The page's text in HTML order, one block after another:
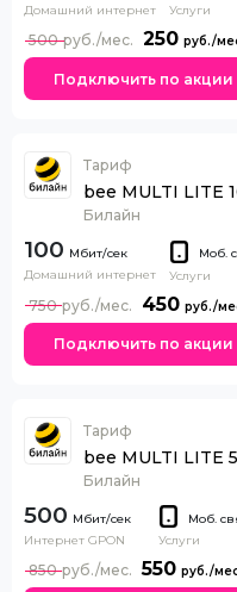
Домашний интернет
Услуги
250
500
Подключить по акции
Тариф
bee MULTI LITE
Билайн
100
Домашний интернет
Моб.
Услуги
450
750
Подключить по акции
Тариф
bee MULTI LITE
Билайн
500
Интернет GPON
Моб.
Услуги
550
850